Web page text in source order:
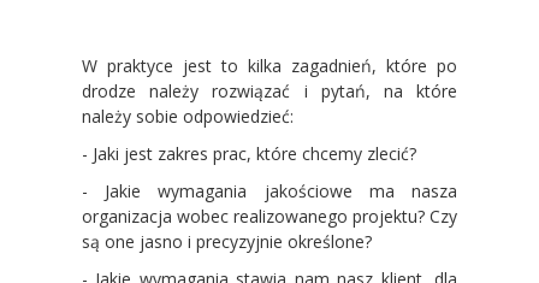
W praktyce jest to kilka zagadnień, które po
drodze należy rozwiązać i pytań, na które
należy sobie odpowiedzieć:
- Jaki jest zakres prac, które chcemy zlecić?
- Jakie wymagania jakościowe ma nasza
organizacja wobec realizowanego projektu? Czy
są one jasno i precyzyjnie określone?